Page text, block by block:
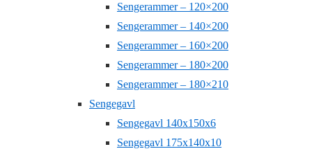
Sengerammer – 120×200
Sengerammer – 140×200
Sengerammer – 160×200
Sengerammer – 180×200
Sengerammer – 180×210
Sengegavl
Sengegavl 140x150x6
Sengegavl 175x140x10